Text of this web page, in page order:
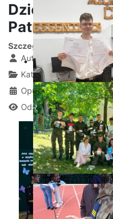
Ostatnia garść
Akademii CISCO w
szkolnym2025/2026
Staszic czyta na
Dzień
Patrona
Szczegóły
Autor:
Kamil Krosta
Kategoria:
Opublikowano: 14
Odsłon: 14448